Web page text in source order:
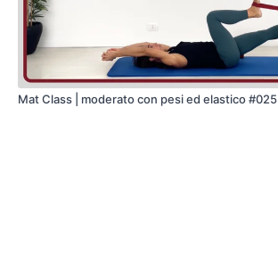
Mat Class | moderato con pesi ed elastico #025